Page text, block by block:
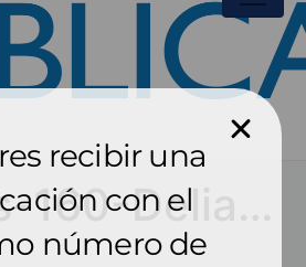
recibir una
con el
número de